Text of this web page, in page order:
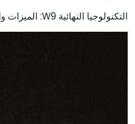
التكنولوجيا النهائية W9: الميزات والمواصفات